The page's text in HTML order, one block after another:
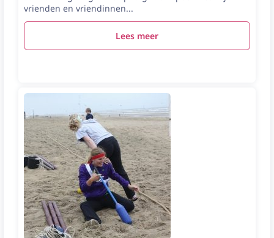
vrienden en vriendinnen...
Lees meer